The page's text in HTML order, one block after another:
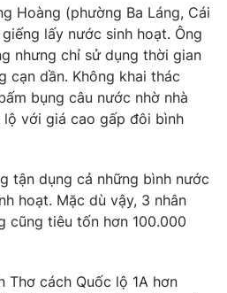
lai
Hoàng (phường Ba Láng, Cái
lấy nước sinh hoạt. Ông
nhưng chỉ sử dụng thời gian
cạn dần. Không khai thác
bụng câu nước nhờ nhà
với giá cao gấp đôi bình
tận dụng cả những bình nước
hoạt. Mặc dù vậy, 3 nhân
cũng tiêu tốn hơn 100.000
Thơ cách Quốc lộ 1A hơn